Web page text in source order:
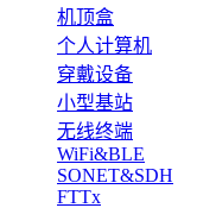
机顶盒
个人计算机
穿戴设备
小型基站
无线终端
WiFi&BLE
SONET&SDH
FTTx